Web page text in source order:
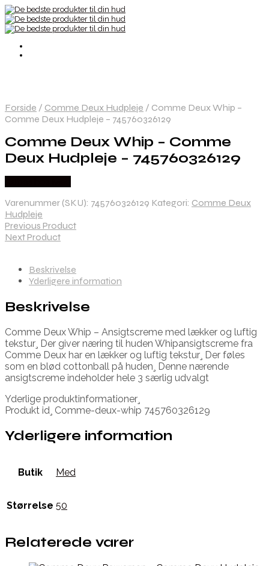
Forside / Comme Deux Hudpleje / Comme Deux Whip –
Comme Deux Hudpleje – 745760326129
Comme Deux Whip – Comme
Deux Hudpleje – 745760326129
Varenummer (SKU): 745760326129 Kategori: Comme Deux
Hudpleje
Previous Product
Next Product
Beskrivelse
Yderligere information
Beskrivelse
Comme Deux Whip – Ansigtscreme med lækker og luftig
tekstur¸ Der giver næring til huden Whipansigtscreme fra
Comme Deux har en lækker og luftig tekstur¸ Der føles
som en blød cottonball på huden¸ Denne nærende
ansigtscreme indeholder hele 3 særlig udvalgt
Yderlige produktinformationer¸
Produkt id¸ Comme-deux-whip 745760326129
Yderligere information
Butik Med
Størrelse 50
Relaterede varer